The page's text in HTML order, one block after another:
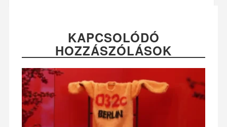
KAPCSOLÓDÓ
HOZZÁSZÓLÁSOK